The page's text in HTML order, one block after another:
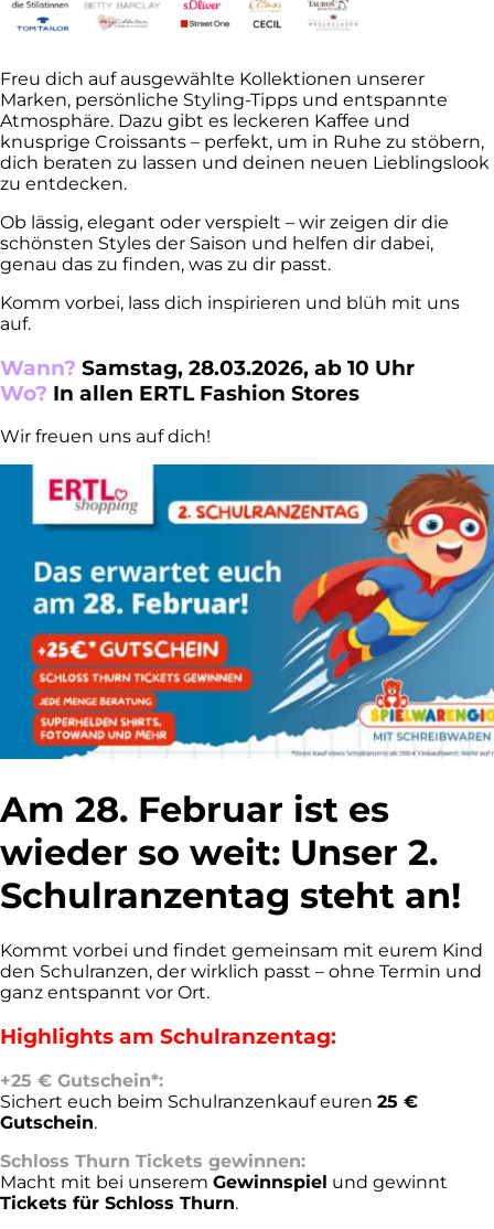
Freu dich auf ausgewählte Kollektionen unserer
Marken, persönliche Styling-Tipps und entspannte
Atmosphäre. Dazu gibt es leckeren Kaffee und
knusprige Croissants – perfekt, um in Ruhe zu stöbern,
dich beraten zu lassen und deinen neuen Lieblingslook
zu entdecken.
Ob lässig, elegant oder verspielt – wir zeigen dir die
schönsten Styles der Saison und helfen dir dabei,
genau das zu finden, was zu dir passt.
Komm vorbei, lass dich inspirieren und blüh mit uns
auf.
Wann? Samstag, 28.03.2026, ab 10 Uhr
Wo? In allen ERTL Fashion Stores
Wir freuen uns auf dich!
Am 28. Februar ist es
wieder so weit: Unser 2.
Schulranzentag steht an!
Kommt vorbei und findet gemeinsam mit eurem Kind
den Schulranzen, der wirklich passt – ohne Termin und
ganz entspannt vor Ort.
Highlights am Schulranzentag:
+25 € Gutschein*:
Sichert euch beim Schulranzenkauf euren 25 €
Gutschein.
Schloss Thurn Tickets gewinnen:
Macht mit bei unserem Gewinnspiel und gewinnt
Tickets für Schloss Thurn.